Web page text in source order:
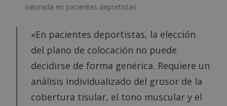
valorada en pacientes deportistas.
«En pacientes deportistas, la elección
del plano de colocación no puede
decidirse de forma genérica. Requiere un
análisis individualizado del grosor de la
cobertura tisular, el tono muscular y el